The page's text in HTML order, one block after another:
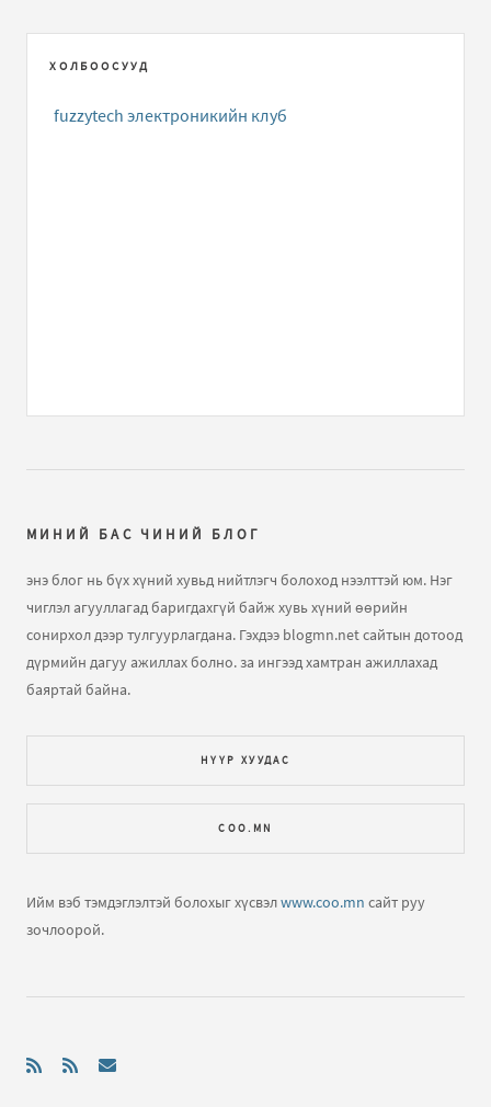
ХОЛБООСУУД
fuzzytech электроникийн клуб
МИНИЙ БАС ЧИНИЙ БЛОГ
энэ блог нь бүх хүний хувьд нийтлэгч болоход нээлттэй юм. Нэг
чиглэл агууллагад баригдахгүй байж хувь хүний өөрийн
сонирхол дээр тулгуурлагдана. Гэхдээ blogmn.net сайтын дотоод
дүрмийн дагуу ажиллах болно. за ингээд хамтран ажиллахад
баяртай байна.
НҮҮР ХУУДАС
COO.MN
Ийм вэб тэмдэглэлтэй болохыг хүсвэлwww.coo.mn сайт руу
зочлоорой.